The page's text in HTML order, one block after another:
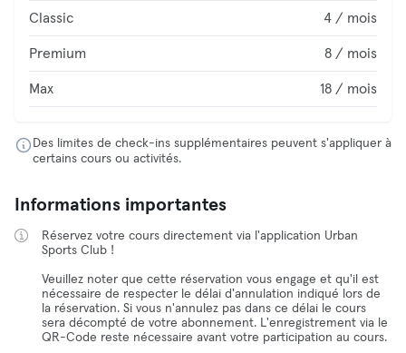
Classic 4 / mois
Premium 8 / mois
Max 18 / mois
Des limites de check-ins supplémentaires peuvent s'appliquer à
certains cours ou activités.
Informations importantes
Réservez votre cours directement via l'application Urban
Sports Club !
Veuillez noter que cette réservation vous engage et qu'il est
nécessaire de respecter le délai d'annulation indiqué lors de
la réservation. Si vous n'annulez pas dans ce délai le cours
sera décompté de votre abonnement. L'enregistrement via le
QR-Code reste nécessaire avant votre participation au cours.